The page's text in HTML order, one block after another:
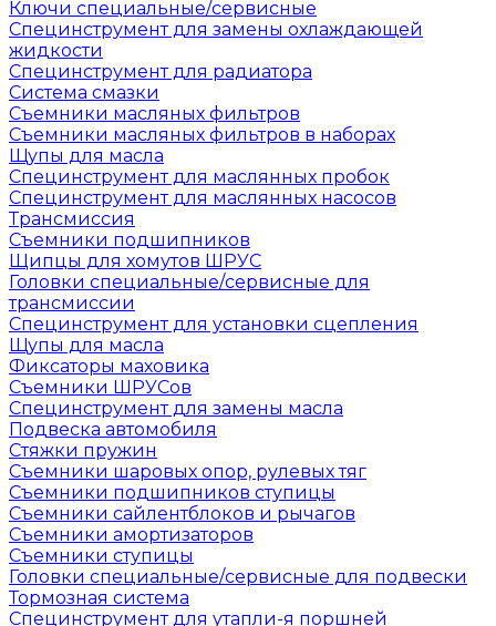
Ключи специальные/сервисные
Специнструмент для замены охлаждающей
жидкости
Специнструмент для радиатора
Система смазки
Съемники масляных фильтров
Съемники масляных фильтров в наборах
Щупы для масла
Специнструмент для маслянных пробок
Специнструмент для маслянных насосов
Трансмиссия
Съемники подшипников
Щипцы для хомутов ШРУС
Головки специальные/сервисные для
трансмиссии
Специнструмент для установки сцепления
Щупы для масла
Фиксаторы маховика
Съемники ШРУСов
Специнструмент для замены масла
Подвеска автомобиля
Стяжки пружин
Съемники шаровых опор, рулевых тяг
Съемники подшипников ступицы
Съемники сайлентблоков и рычагов
Съемники амортизаторов
Съемники ступицы
Головки специальные/сервисные для подвески
Тормозная система
Специнструмент для утапли-я поршней